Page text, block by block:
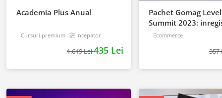
Academia Plus Anual
Cursuri premium Incepator
1.619 Lei435 Lei
Pachet Gomag
Summit 2023:
materiale BONUS
Ecommerce
357